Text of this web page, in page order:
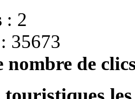
: 2
: 35673
nombre de